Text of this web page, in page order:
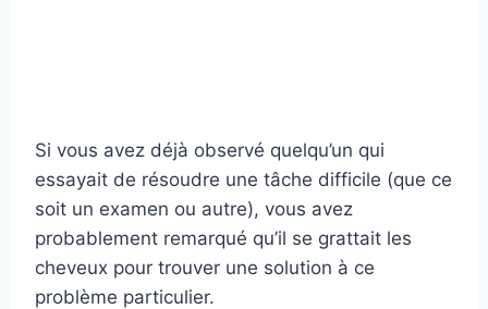
Si vous avez déjà observé quelqu’un qui
essayait de résoudre une tâche difficile (que ce
soit un examen ou autre), vous avez
probablement remarqué qu’il se grattait les
cheveux pour trouver une solution à ce
problème particulier.